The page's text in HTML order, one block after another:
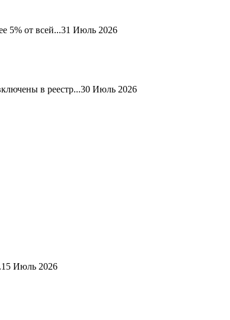
5% от всей...31 Июль 2026
в реестр...30 Июль 2026
15 Июль 2026